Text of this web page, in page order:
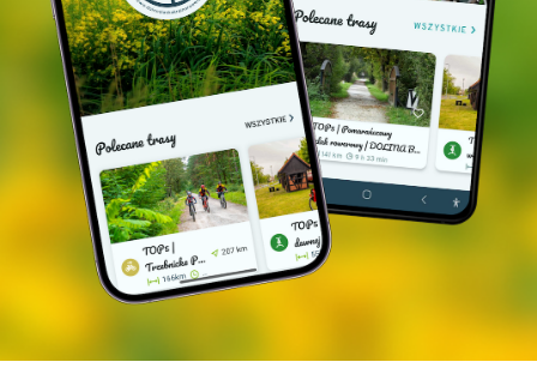
bei früheren Renovierungsarbeiten an der Kirche
gestört worden waren.
Quelle: twardogora.pl